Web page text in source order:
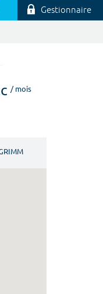
Gestionnaire
/ mois